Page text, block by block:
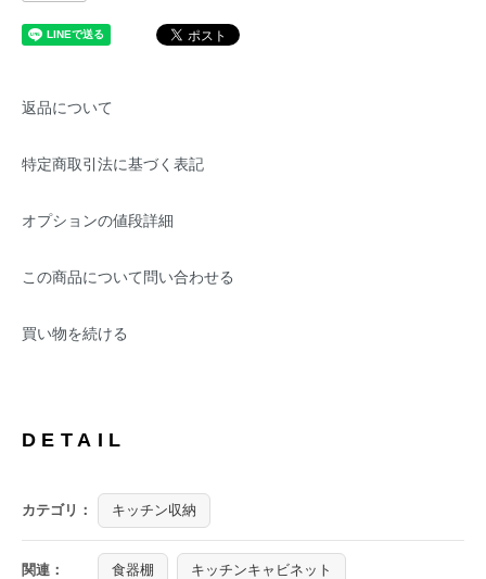
返品について
特定商取引法に基づく表記
オプションの値段詳細
この商品について問い合わせる
買い物を続ける
DETAIL
カテゴリ： キッチン収納
関連： 食器棚 キッチンキャビネット